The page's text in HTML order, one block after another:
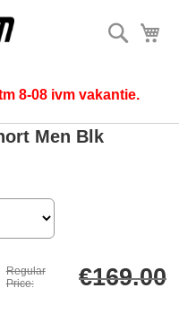
Search
8-08 ivm vakantie.
Men Blk
Regular
Price
€169.00